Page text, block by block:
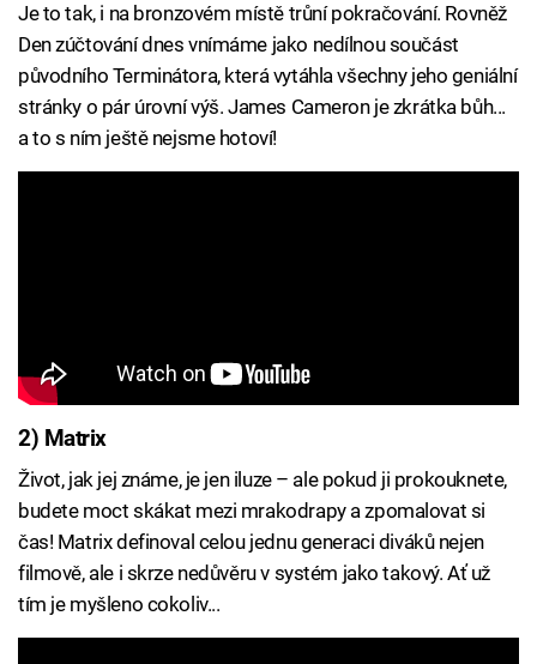
Je to tak, i na bronzovém místě trůní pokračování. Rovněž
Den zúčtování dnes vnímáme jako nedílnou součást
původního Terminátora, která vytáhla všechny jeho geniální
stránky o pár úrovní výš. James Cameron je zkrátka bůh...
a to s ním ještě nejsme hotoví!
2) Matrix
Život, jak jej známe, je jen iluze – ale pokud ji prokouknete,
budete moct skákat mezi mrakodrapy a zpomalovat si
čas! Matrix definoval celou jednu generaci diváků nejen
filmově, ale i skrze nedůvěru v systém jako takový. Ať už
tím je myšleno cokoliv...